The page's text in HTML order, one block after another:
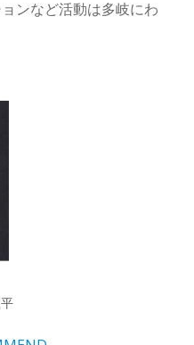
ンなど活動は多岐にわ